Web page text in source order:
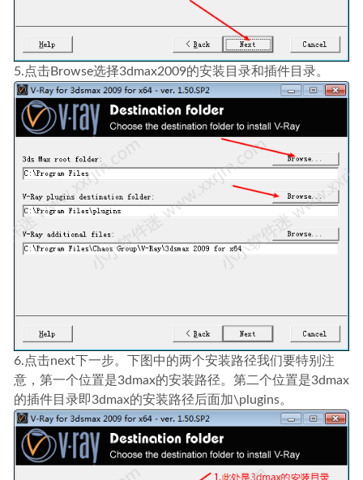
5.点击Browse选择3dmax2009的安装目录和插件目录。
6.点击next下一步。下图中的两个安装路径我们要特别注
意，第一个位置是3dmax的安装路径。第二个位置是3dmax
的插件目录即3dmax的安装路径后面加\plugins。